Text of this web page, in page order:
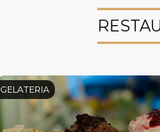
GELATERIA